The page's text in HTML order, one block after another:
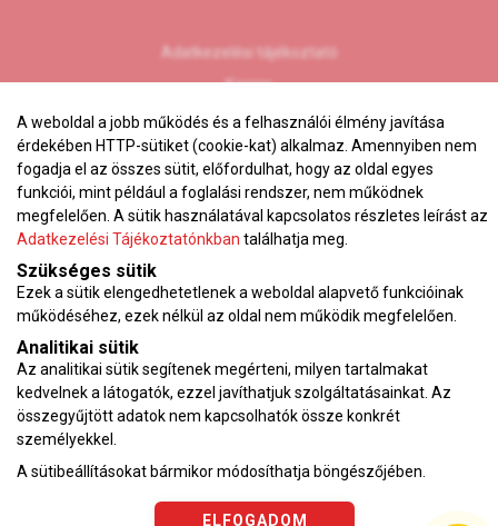
A weboldal a jobb működés és a felhasználói élmény javítása
érdekében HTTP-sütiket (cookie-kat) alkalmaz. Amennyiben nem
fogadja el az összes sütit, előfordulhat, hogy az oldal egyes
funkciói, mint például a foglalási rendszer, nem működnek
megfelelően. A sütik használatával kapcsolatos részletes leírást az
Adatkezelési Tájékoztatónkban találhatja meg.
Szükséges sütik
Ezek a sütik elengedhetetlenek a weboldal alapvető funkcióinak
működéséhez, ezek nélkül az oldal nem működik megfelelően.
Analitikai sütik
Az analitikai sütik segítenek megérteni, milyen tartalmakat
kedvelnek a látogatók, ezzel javíthatjuk szolgáltatásainkat. Az
összegyűjtött adatok nem kapcsolhatók össze konkrét
személyekkel.
A sütibeállításokat bármikor módosíthatja böngészőjében.
ELFOGADOM
Adatkezelési tájékoztató
Karrier
VEKOP pályázat
Impresszum
Adatvédelmi tájékoztató
ÁSZF
Vérnyomásnapló
Az oldalon feltüntetett árak az ÁFÁ-t tartalmazzák!
Shutterstock.com
licence alapján
Copyright © 2026 •KardioKözpont.hu• Minden jog fenntartva.
Developed byAppon&György Nándor